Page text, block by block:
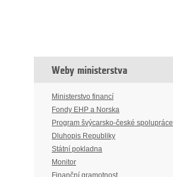
Weby ministerstva
Ministerstvo financí
Fondy EHP a Norska
Program švýcarsko-české spolupráce
Dluhopis Republiky
Státní pokladna
Monitor
Finanční gramotnost